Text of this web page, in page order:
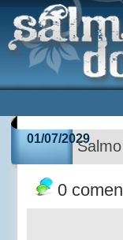
01/07/2029
0